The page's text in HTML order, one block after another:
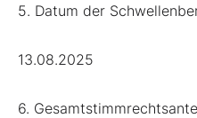
5. Datum der
13.08.2025
6.